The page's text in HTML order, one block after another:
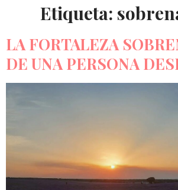
Etiqueta:
LA FORTALEZA
DE UNA PERSONA